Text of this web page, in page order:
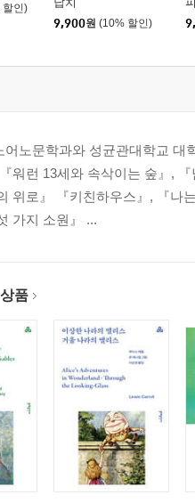
할인)
9,900원 (10% 할인)
어노문학과와 성균관대학교
워런 13세와 속삭이는 숲』,
위로』 『키친하우스』, 『나
가지 소원』 ...
품